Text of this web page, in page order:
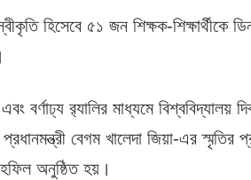
হিসেবে ৫১ জন শিক্ষক-
বর্ণাঢ্য র‍্যালির মাধ্যমে বিশ্ববিদ্যালয়
বেগম খালেদা জিয়া-এর স্মৃতির
অনুষ্ঠিত হয়।